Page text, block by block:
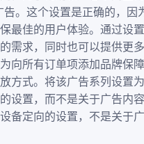
。这个设置是正确的，
最佳的用户体验。通过设
需求，同时也可以提供更
向所有订单项添加品牌保
方式。将该广告系列设置
设置，而不是关于广告内
备定向的设置，不是关于